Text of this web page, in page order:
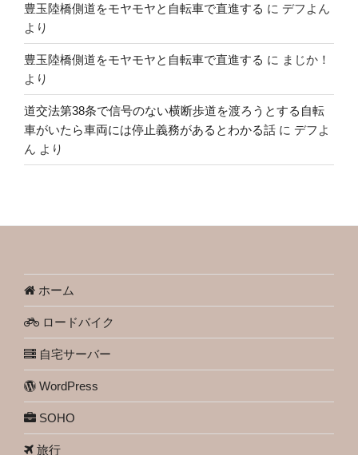
豊玉陸橋側道をモヤモヤと自転車で直進する に デフよん
より
豊玉陸橋側道をモヤモヤと自転車で直進する に まじか！
より
道交法第38条で信号のない横断歩道を渡ろうとする自転
車がいたら車両には停止義務があるとわかる話 に デフよ
ん より
ホーム
ロードバイク
自宅サーバー
WordPress
SOHO
旅行